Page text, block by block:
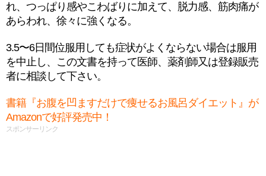
れ、つっぱり感やこわばりに加えて、脱力感、筋肉痛が
あらわれ、徐々に強くなる。
3.5〜6日間位服用しても症状がよくならない場合は服用
を中止し、この文書を持って医師、薬剤師又は登録販売
者に相談して下さい。
書籍『お腹を凹ますだけで痩せるお風呂ダイエット』が
Amazonで好評発売中！
スポンサーリンク